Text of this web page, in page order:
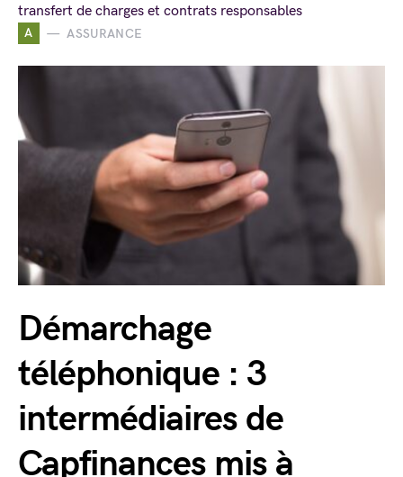
A ASSURANCE
Démarchage
téléphonique : 3
intermédiaires de
Capfinances mis à
transfert de charges et contrats responsables